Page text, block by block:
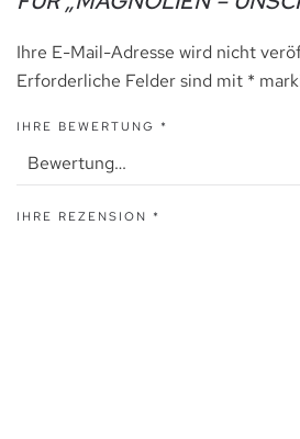
Ihre E-Mail-Adresse wird nicht
Erforderliche Felder sind mit *
IHRE BEWERTUNG *
IHRE REZENSION *